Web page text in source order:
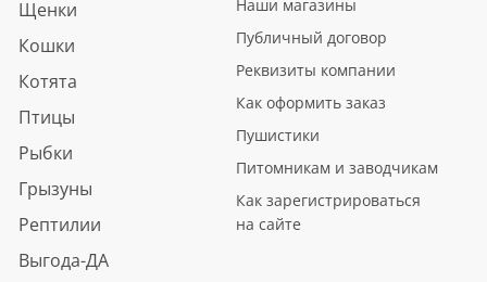
Щенки
Кошки
Котята
Птицы
Рыбки
Грызуны
Рептилии
Выгода-ДА
Наши магазины
Публичный договор
Реквизиты компании
Как оформить заказ
Пушистики
Питомникам и заводчикам
Как зарегистрироваться
на сайте